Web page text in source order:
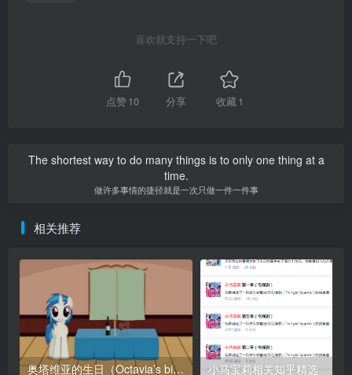
喜欢就支持一下吧
点赞10 分享 收藏1
The shortest way to do many things is to only one thing at a
time.
做许多事情的捷径就是一次只做一件一件事
相关推荐
奥塔维亚的生日（Octavia’s birthday） 小马宝莉相关知乎精选